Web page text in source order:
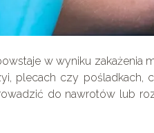
w wyniku zakażenia
plecach czy pośladkach,
do nawrotów lub